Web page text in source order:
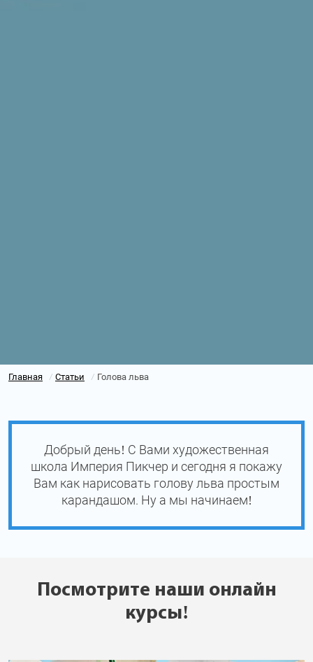
Главная / Статьи / Голова льва
Добрый день! С Вами художественная
школа Империя Пикчер и сегодня я покажу
Вам как нарисовать голову льва простым
карандашом. Ну а мы начинаем!
Посмотрите наши онлайн
курсы!